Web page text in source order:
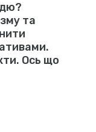
та
Ось що